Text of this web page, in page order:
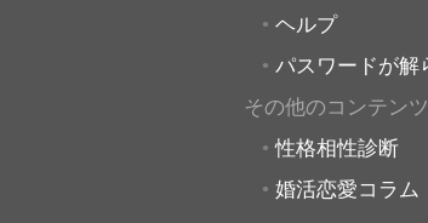
ヘルプ
パスワードが解
その他のコンテンツ
性格相性診断
婚活恋愛コラム